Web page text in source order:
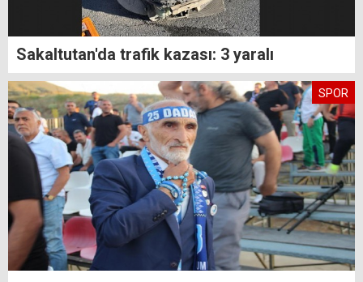
Sakaltutan'da trafik kazası: 3 yaralı
SPOR